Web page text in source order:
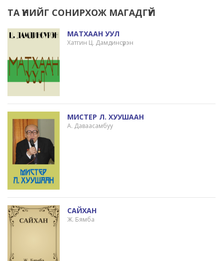
ТА ҮҮНИЙГ СОНИРХОЖ МАГАДГҮЙ
МАТХААН УУЛ
Хатгин Ц. Дамдинсүрэн
МИСТЕР Л. ХУУШААН
А. Даваасамбуу
САЙХАН
Ж. Бямба